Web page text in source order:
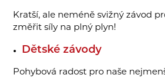
Kratší, ale neméně svižný závod
změřit síly na plný plyn!
Dětské závody
Pohybová radost pro naše